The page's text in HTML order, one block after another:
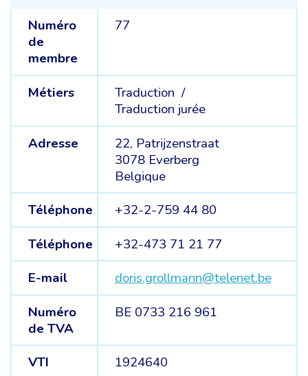
Numéro
de
membre
77
Métiers
Traduction /
Traduction jurée
Adresse
22, Patrijzenstraat
3078 Everberg
Belgique
Téléphone
+32-2-759 44 80
Téléphone
+32-473 71 21 77
E-mail
doris.grollmann@telenet.be
Numéro
de TVA
BE 0733 216 961
VTI 1924640